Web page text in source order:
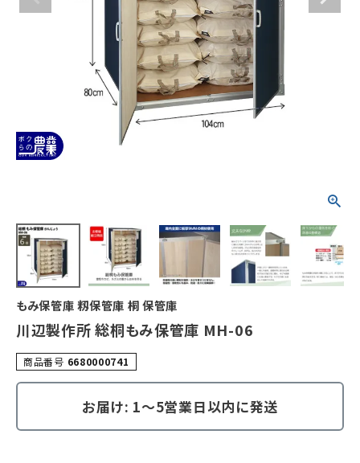
もみ保管庫 籾保管庫 桐 保管庫
川辺製作所 総桐もみ保管庫 MH-06
商品番号 6680000741
お届け: 1～5営業日以内に発送